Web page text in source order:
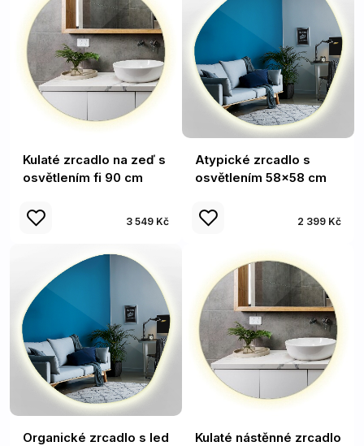
Kulaté zrcadlo na zeď s
osvětlením fi 90 cm
3 549 Kč
Atypické zrcadlo s
osvětlením 58x58 cm
2 399 Kč
Organické zrcadlo s led
Kulaté nástěnné zrcadlo